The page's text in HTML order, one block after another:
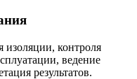
изоляции, контроля
ведение
результатов.